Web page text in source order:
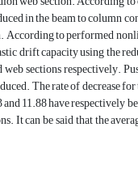
in the beam to column
According to performed
drift capacity using the
sections respectively.
The rate of decrease
11.88 have respectively
It can be said that the